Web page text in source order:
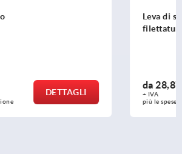
Leva di serraggio in acciaio inox con
28,87 CHF
più le spese di spedizione
DETTAGLI